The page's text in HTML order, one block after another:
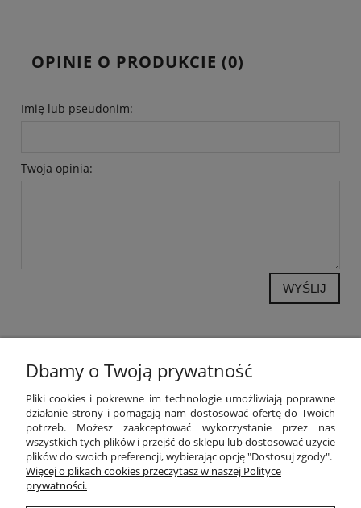
OPINIE O PRODUKCIE (0)
Imię lub pseudonim:
Twoja opinia:
WYŚLIJ
POMOC
MOJE KONTO
PŁATNOŚCI I DOSTAWA
Dbamy o Twoją prywatność
Pliki cookies i pokrewne im technologie umożliwiają poprawne
działanie strony i pomagają nam dostosować ofertę do Twoich
potrzeb. Możesz zaakceptować wykorzystanie przez nas
wszystkich tych plików i przejść do sklepu lub dostosować użycie
plików do swoich preferencji, wybierając opcję "Dostosuj zgody".
Więcej o plikach cookies przeczytasz w naszej Polityce
prywatności.